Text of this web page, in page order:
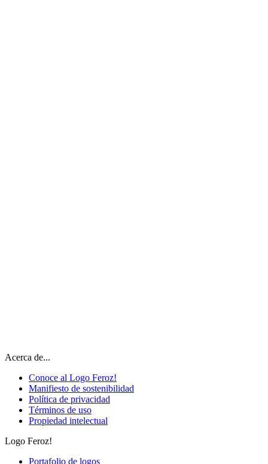
Acerca de...
Conoce al Logo Feroz!
Manifiesto de sostenibilidad
Política de privacidad
Términos de uso
Propiedad intelectual
Logo Feroz!
Portafolio de logos